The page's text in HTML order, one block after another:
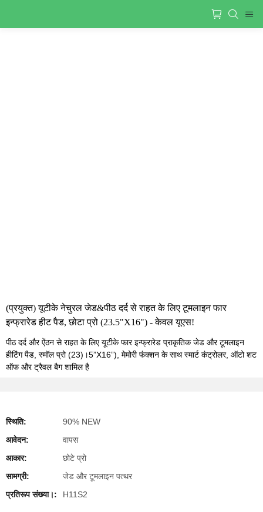
(प्रयुक्त) यूटीके नेचुरल जेड&पीठ दर्द से राहत के लिए टूमलाइन फार
इन्फ्रारेड हीट पैड, छोटा प्रो (23.5"X16") - केवल यूएस!
पीठ दर्द और ऐंठन से राहत के लिए यूटीके फार इन्फ्रारेड प्राकृतिक जेड और टूमलाइन
हीटिंग पैड, स्मॉल प्रो (23)।5”X16”), मेमोरी फंक्शन के साथ स्मार्ट कंट्रोलर, ऑटो शट
ऑफ और ट्रैवल बैग शामिल है
स्थिति:
90% NEW
आवेदन:
वापस
आकार:
छोटे प्रो
सामग्री:
जेड और टूमलाइन पत्थर
प्रतिरूप संख्या।:
H11S2